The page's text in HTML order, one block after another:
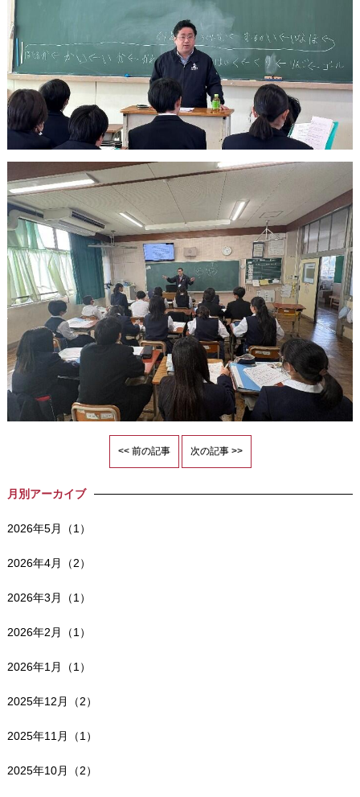
<< 前の記事 次の記事 >>
月別アーカイブ
2026年5月（1）
2026年4月（2）
2026年3月（1）
2026年2月（1）
2026年1月（1）
2025年12月（2）
2025年11月（1）
2025年10月（2）